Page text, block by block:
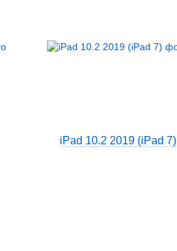
iPad 10.2 2019 (iPad 7)